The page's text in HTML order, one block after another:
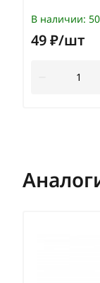
В наличии:
49 ₽/шт